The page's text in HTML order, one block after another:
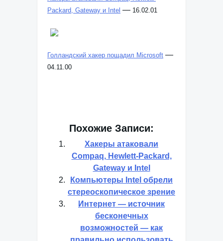
Хакеры атаковали Compaq, Hewlett-
Packard, Gateway и Intel
Голландский хакер пощадил Microsoft
Похожие Записи:
Хакеры атаковали
Compaq, Hewlett-Packard,
Gateway и Intel
Компьютеры Intel обрели
стереоскопическое зрение
Интернет — источник
бесконечных
возможностей — как